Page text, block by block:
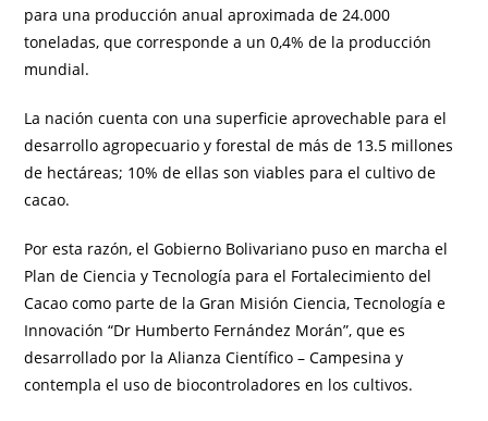
para una producción anual aproximada de 24.000
toneladas, que corresponde a un 0,4% de la producción
mundial.
La nación cuenta con una superficie aprovechable para el
desarrollo agropecuario y forestal de más de 13.5 millones
de hectáreas; 10% de ellas son viables para el cultivo de
cacao.
Por esta razón, el Gobierno Bolivariano puso en marcha el
Plan de Ciencia y Tecnología para el Fortalecimiento del
Cacao como parte de la Gran Misión Ciencia, Tecnología e
Innovación “Dr Humberto Fernández Morán”, que es
desarrollado por la Alianza Científico – Campesina y
contempla el uso de biocontroladores en los cultivos.